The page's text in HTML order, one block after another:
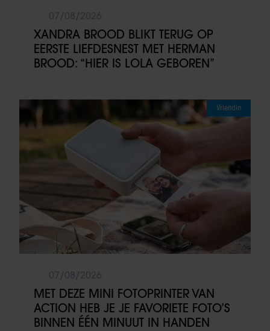
XANDRA BROOD BLIKT TERUG OP
EERSTE LIEFDESNEST MET HERMAN
BROOD: “HIER IS LOLA GEBOREN”
Vriendin
MET DEZE MINI FOTOPRINTER VAN
ACTION HEB JE JE FAVORIETE FOTO’S
BINNEN ÉÉN MINUUT IN HANDEN